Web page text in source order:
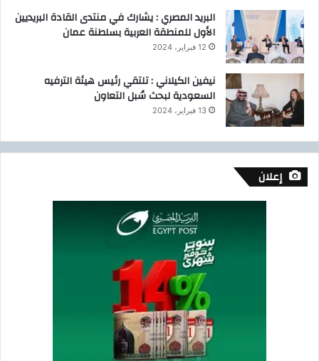
البريد المصري : يشارك في منتدى القادة البريديين
الأول للمنطقة العربية بسلطنة عمان
12 فبراير، 2024
نيفين الكيلاني : تلتقي رئيس هيئة الترفيه
السعودية لبحث سُبل التعاون
13 فبراير، 2024
إعلان